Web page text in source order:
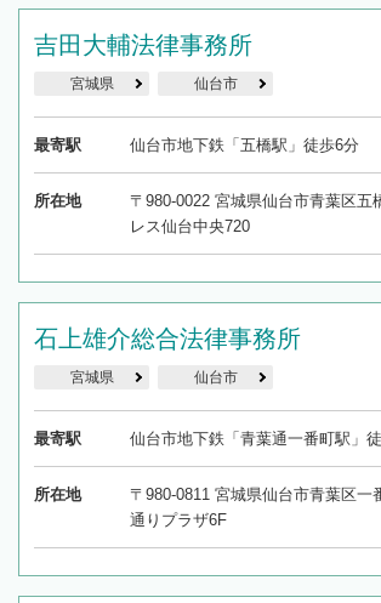
吉田大輔法律事務所
宮城県 仙台市
最寄駅 仙台市地下鉄「五橋駅」徒歩6分
所在地
〒980-0022 宮城県仙台市青葉区五
レス仙台中央720
石上雄介総合法律事務所
宮城県 仙台市
最寄駅 仙台市地下鉄「青葉通一番町駅」
所在地
〒980-0811 宮城県仙台市青葉区一
通りプラザ6F